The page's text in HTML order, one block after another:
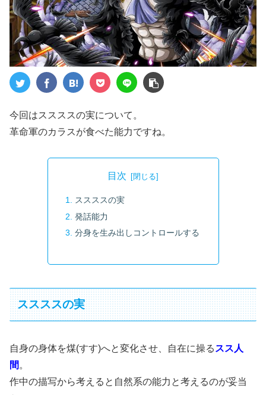
今回はススススの実について。
革命軍のカラスが食べた能力ですね。
目次
ススススの実
発話能力
分身を生み出しコントロールする
ススススの実
自身の身体を煤(すす)へと変化させ、自在に操る スス人
間 。
作中の描写から考えると自然系の能力と考えるのが妥当